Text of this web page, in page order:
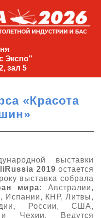
Экспо"
зал 5
«Красота
выставки
2019 остается
выставка собрала
мира:
Австралии,
Испании, КНР, Литвы,
России, США,
Чехии. Ведутся